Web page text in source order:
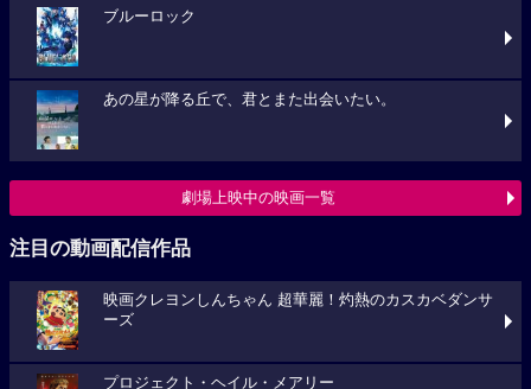
ブルーロック
あの星が降る丘で、君とまた出会いたい。
劇場上映中の映画一覧
注目の動画配信作品
映画クレヨンしんちゃん 超華麗！灼熱のカスカベダンサ
ーズ
プロジェクト・ヘイル・メアリー